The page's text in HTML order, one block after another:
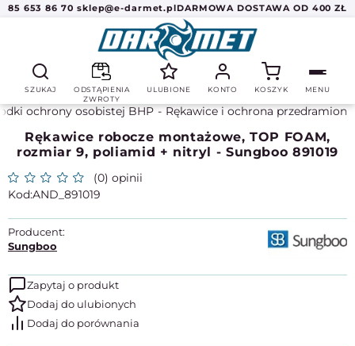
85 653 86 70 sklep@e-darmet.plDARMOWA DOSTAWA OD 400 ZŁ
SZUKAJ
ODSTĄPIENIA
ZWROTY
ULUBIONE KONTO KOSZYK MENU
ochrony osobistej BHP Rękawice i ochrona przedramion
Rękawice robocze montażowe, TOP FOAM,
rozmiar 9, poliamid + nitryl - Sungboo 891019
(0) opinii
AND_891019
Producent:
Sungboo
Zapytaj o produkt